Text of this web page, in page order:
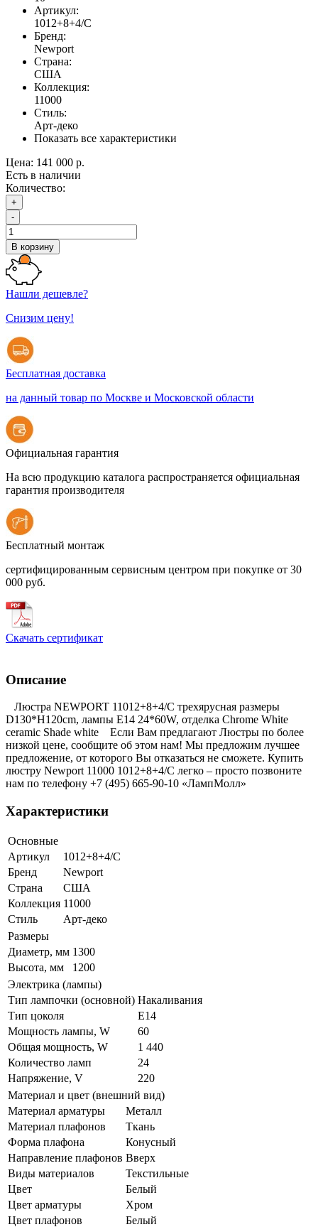
Артикул:
1012+8+4/C
Бренд:
Newport
Страна:
США
Коллекция:
11000
Стиль:
Арт-деко
Показать все характеристики
Цена: 141 000 р.
Есть в наличии
Количество:
+
-
В корзину
Нашли дешевле?
Снизим цену!
Бесплатная доставка
на данный товар по Москве и Московской области
Официальная гарантия
На всю продукцию каталога распространяется официальная
гарантия производителя
Бесплатный монтаж
сертифицированным сервисным центром при покупке от 30
000 руб.
Скачать сертификат
Описание
Люстра NEWPORT 11012+8+4/C трехярусная размеры
D130*H120cm, лампы E14 24*60W, отделка Chrome White
ceramic Shade white Если Вам предлагают Люстры по более
низкой цене, сообщите об этом нам! Мы предложим лучшее
предложение, от которого Вы отказаться не сможете. Купить
люстру Newport 11000 1012+8+4/C легко – просто позвоните
нам по телефону +7 (495) 665-90-10 «ЛампМолл»
Характеристики
Основные
Артикул
1012+8+4/C
Бренд
Newport
Страна
США
Коллекция 11000
Стиль
Арт-деко
Размеры
Диаметр, мм 1300
Высота, мм
1200
Электрика (лампы)
Тип лампочки (основной) Накаливания
Тип цоколя
E14
Мощность лампы, W
60
Общая мощность, W
1 440
Количество ламп
24
Напряжение, V
220
Материал и цвет (внешний вид)
Материал арматуры
Металл
Материал плафонов
Ткань
Форма плафона
Конусный
Направление плафонов Вверх
Виды материалов
Текстильные
Цвет
Белый
Цвет арматуры
Хром
Цвет плафонов
Белый